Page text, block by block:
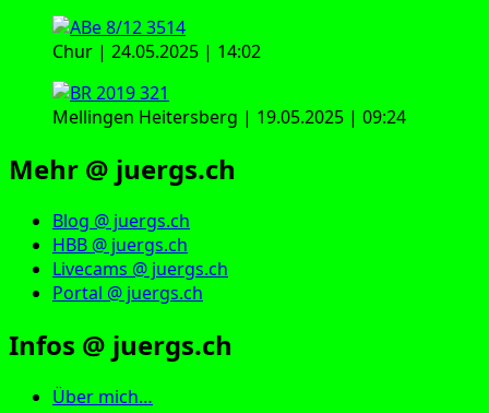
Chur | 24.05.2025 | 14:02
Mellingen Heitersberg | 19.05.2025 | 09:24
Mehr @ juergs.ch
Blog @ juergs.ch
HBB @ juergs.ch
Livecams @ juergs.ch
Portal @ juergs.ch
Infos @ juergs.ch
Über mich…